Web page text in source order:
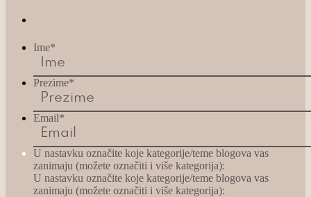
Ime*
Prezime*
Email*
U nastavku označite koje kategorije/teme blogova vas
zanimaju (možete označiti i više kategorija):
U nastavku označite koje kategorije/teme blogova vas
zanimaju (možete označiti i više kategorija):